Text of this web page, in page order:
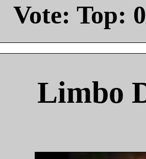
Vote: Top: 0
Limbo